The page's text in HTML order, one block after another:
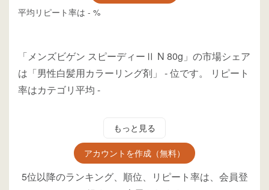
平均リピート率は - %
「メンズビゲン スピーディーⅡ N 80g」の市場シェア
は「男性白髪用カラーリング剤」 -位です。
リピート
率はカテゴリ平均 -
もっと見る
アカウントを作成（無料）
5位以降のランキング、順位、リピート率は、会員登